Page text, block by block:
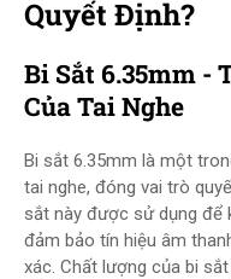
Quyết Định?
Bi Sắt 6.35mm -
Của Tai Nghe
Bi sắt 6.35mm là một
tai nghe, đóng vai trò
sắt này được sử dụng để
đảm bảo tín hiệu âm
xác. Chất lượng của bi